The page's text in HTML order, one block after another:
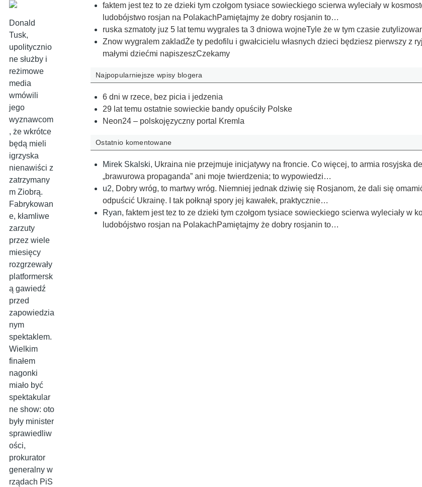
Donald
Tusk,
upolitycznio
ne służby i
reżimowe
media
wmówili
jego
wyznawcom
, że wkrótce
będą mieli
igrzyska
nienawiści z
zatrzymany
m Ziobrą.
Fabrykowan
e, kłamliwe
zarzuty
przez wiele
miesięcy
rozgrzewały
platformersk
ą gawiedź
przed
zapowiedzia
nym
spektaklem.
Wielkim
finałem
nagonki
miało być
spektakular
ne show: oto
były minister
sprawiedliw
ości,
prokurator
generalny w
rządach PiS
faktem jest tez to ze dzieki tym czołgom tysiace sowieckiego scierwa wyleciały w
ludobójstwo rosjan na PolakachPamiętajmy że dobry rosjanin to…
ruska szmatoty juz 5 lat temu wygrales ta 3 dniowa wojneTyle że w tym czasie
Znow wygralem zakladŻe ty pedofilu i gwałcicielu własnych dzieci będziesz pierwszy z
małymi dziećmi napiszeszCzekamy
Najpopularniejsze wpisy blogera
6 dni w rzece, bez picia i jedzenia
29 lat temu ostatnie sowieckie bandy opuściły Polske
Neon24 – polskojęzyczny portal Kremla
Ostatnio komentowane
Mirek Skalski, Ukraina nie przejmuje inicjatywy na froncie. Co więcej, to armia rosyjska
„brawurowa propaganda” ani moje twierdzenia; to wypowiedzi…
u2, Dobry wróg, to martwy wróg. Niemniej jednak dziwię się Rosjanom, że dali się
odpuścić Ukrainę. I tak połknął spory jej kawałek, praktycznie…
Ryan, faktem jest tez to ze dzieki tym czołgom tysiace sowieckiego scierwa wyleciały w
ludobójstwo rosjan na PolakachPamiętajmy że dobry rosjanin to…